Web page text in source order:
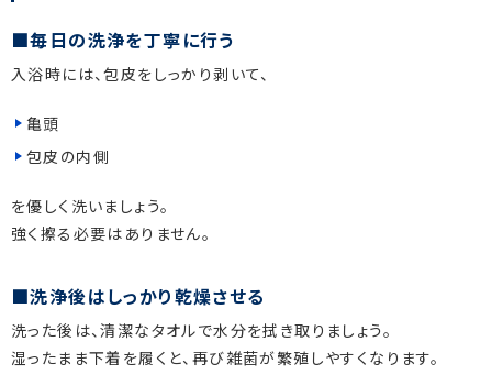
毎日の洗浄を丁寧に行う
入浴時には、包皮をしっかり剥いて、
亀頭
包皮の内側
を優しく洗いましょう。
強く擦る必要はありません。
洗浄後はしっかり乾燥させる
洗った後は、清潔なタオルで水分を拭き取りましょう。
湿ったまま下着を履くと、再び雑菌が繁殖しやすくなります。